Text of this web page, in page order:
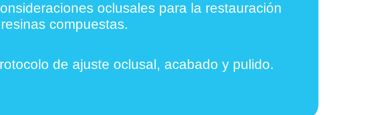
oclusales para la restauración
compuestas.
de ajuste oclusal, acabado y pulido.